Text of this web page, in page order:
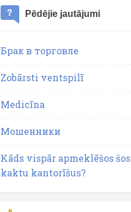
Pēdējie jautājumi
Брак в торговле
Zobārsti ventspilī
Medicīna
Мошенники
Kāds vispār apmeklēšos šos
kaktu kantorīšus?